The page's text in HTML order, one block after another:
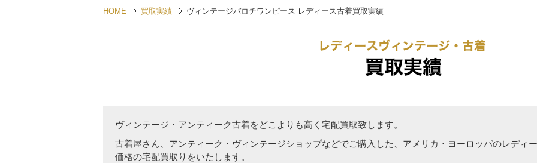
HOME 買取実績 ヴィンテージバロチワンピース レディース古着買取実績
ヴィンテージ・アンティーク古着をどこよりも高く宅配買取致します。
古着屋さん、アンティーク・ヴィンテージショップなどでご購入した、アメリカ・ヨーロッパのレディ
価格の宅配買取りをいたします。